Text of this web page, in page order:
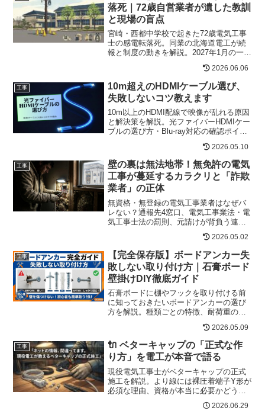
落死｜72歳自営業者が遺した教訓
と現場の盲点
宮崎・西都中学校で起きた72歳電気工事
士の感電転落死。同業の北海道電工が続
報と制度の動きを解説。2027年1月の一人
親方業務災害報告の義務化、死亡災害の
実態、特別加入の重要性まで現場目線で
まとめます。
2026.06.06
工事
10m超えのHDMIケーブル選び、
失敗しないコツ教えます
10m以上のHDMI配線で映像が乱れる原因
と解決策を解説。光ファイバーHDMIケー
ブルの選び方・Blu-ray対応の確認ポイン
2026.05.10
工事
壁の裏は無法地帯！無免許の電気
工事が蔓延するカラクリと「詐欺
業者」の正体
無資格・無登録の電気工事業者はなぜバ
レない？通報先4窓口、電気工事業法・電
気工事士法の罰則、元請けが背負う連帯
責任を北海道の現役電気工事士が現場視
2026.05.02
工事
【完全保存版】ボードアンカー失
敗しない取り付け方｜石膏ボード
壁掛けDIY徹底ガイド
石膏ボードに棚やフックを取り付ける前
に知っておきたいボードアンカーの選び
方を解説。種類ごとの特徴、耐荷重の注
意点、失敗しやすい原因、DIY初心者でも
安全に固定するコツをわかりやすく紹介
します。
2026.05.09
工事
🔌 ベターキャップの「正式な作
り方」を電工が本音で語る
現役電気工事士がベターキャップの正式
施工を解説。より線には裸圧着端子Y形が
必須な理由、資格が本当に必要かどうか
2026.06.29